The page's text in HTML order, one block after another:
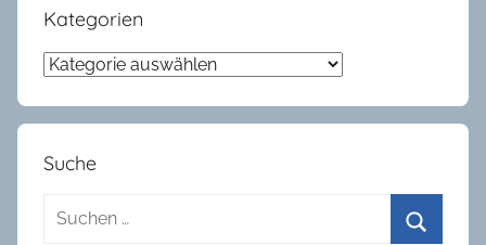
C
n
a
Kategorien
Kategorien
Suche
Suchen